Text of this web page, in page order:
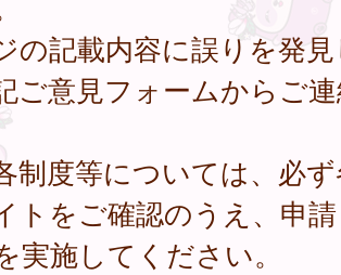
の記載内容に誤りを発
ご意見フォームからご
制度等については、必
トをご確認のうえ、申
実施してください。